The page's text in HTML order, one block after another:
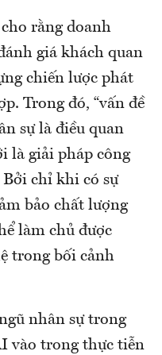
rằng doanh
giá khách quan
chiến lược phát
Trong đó, “vấn đề
sự là điều quan
là giải pháp công
chỉ khi có sự
bảo chất lượng
làm chủ được
trong bối cảnh
nhân sự trong
vào trong thực tiễn